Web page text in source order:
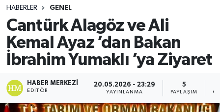
HABERLER GENEL
Cantürk Alagöz ve Ali
Kemal Ayaz ’dan Bakan
İbrahim Yumaklı ’ya Ziyaret
HABER MERKEZI
EDITÖR
20.05.2026 - 23:29
YAYINLANMA
5
PAYLAŞIM
Son Dakika Haberleri
Haber Arşivi